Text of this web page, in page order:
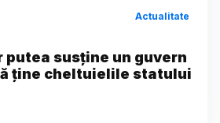
Actualitate
putea susține un guvern
ține cheltuielile statului